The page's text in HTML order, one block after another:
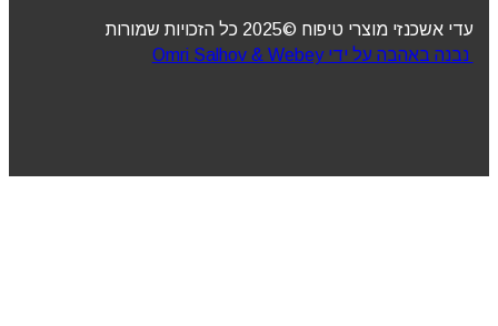
עדי אשכנזי מוצרי טיפוח ©2025 כל הזכויות שמורות
נבנה באהבה על ידי Omri Salhov & Webey